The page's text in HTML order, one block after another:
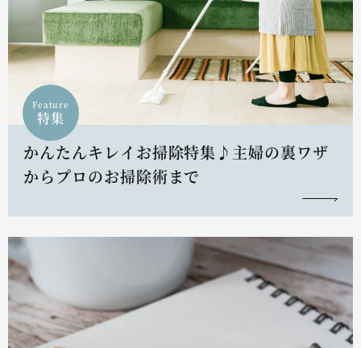
Feature
特集
かんたんキレイお掃除特集♪主婦の裏ワザ
からプロのお掃除術まで